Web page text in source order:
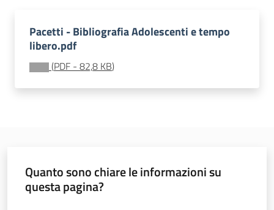
Formazione
Menu selezionato
scuole
Pacetti - Bibliografia Adolescenti e tempo
libero.pdf
(PDF - 82,8 KB)
Quanto sono chiare le informazioni su
questa pagina?